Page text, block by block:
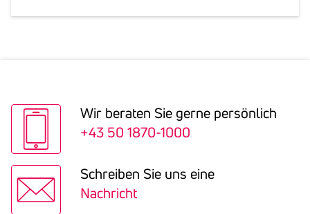
Wir beraten Sie gerne persön­lich
+43 50 1870-1000
Schreiben Sie uns eine
Nachricht